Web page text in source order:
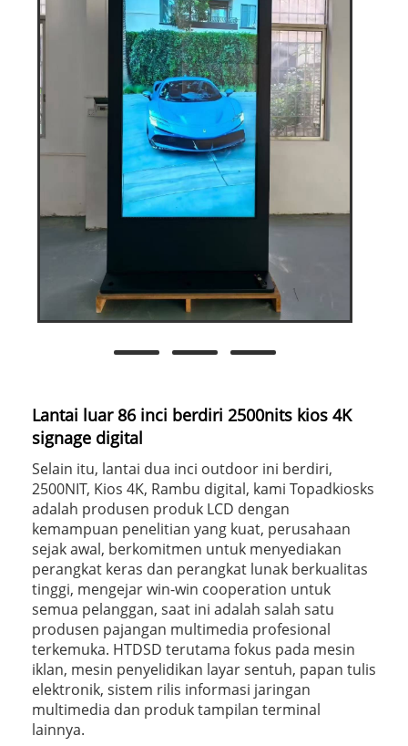
Lantai luar 86 inci berdiri 2500nits kios 4K
signage digital
Selain itu, lantai dua inci outdoor ini berdiri,
2500NIT, Kios 4K, Rambu digital, kami Topadkiosks
adalah produsen produk LCD dengan
kemampuan penelitian yang kuat, perusahaan
sejak awal, berkomitmen untuk menyediakan
perangkat keras dan perangkat lunak berkualitas
tinggi, mengejar win-win cooperation untuk
semua pelanggan, saat ini adalah salah satu
produsen pajangan multimedia profesional
terkemuka. HTDSD terutama fokus pada mesin
iklan, mesin penyelidikan layar sentuh, papan tulis
elektronik, sistem rilis informasi jaringan
multimedia dan produk tampilan terminal
lainnya.